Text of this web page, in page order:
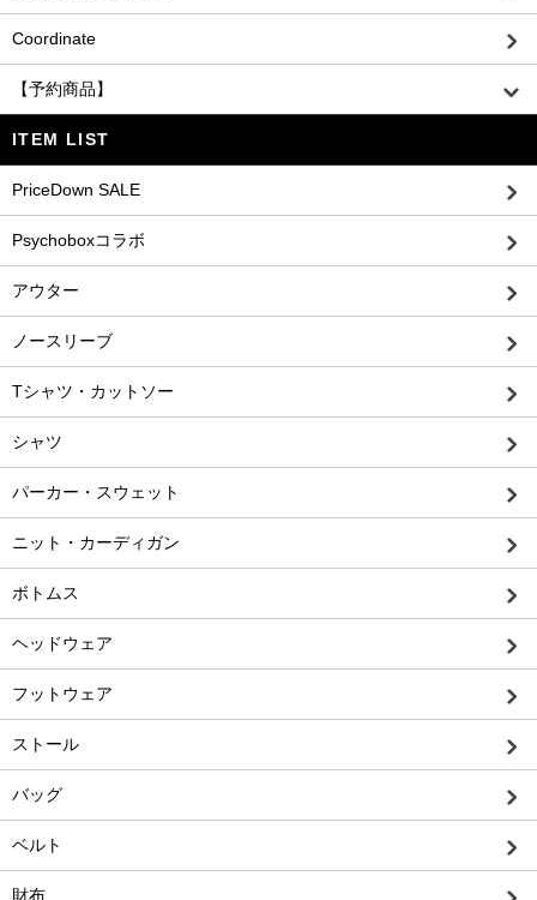
Coordinate
【予約商品】
ITEM LIST
PriceDown SALE
Psychoboxコラボ
アウター
ノースリーブ
Tシャツ・カットソー
シャツ
パーカー・スウェット
ニット・カーディガン
ボトムス
ヘッドウェア
フットウェア
ストール
バッグ
ベルト
財布